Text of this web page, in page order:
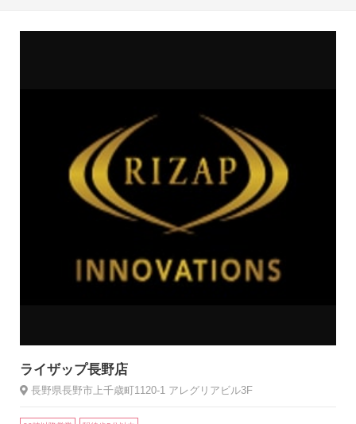
ライザップ長野店
長野県長野市上千歳町1120-1 アレグリアビル3F